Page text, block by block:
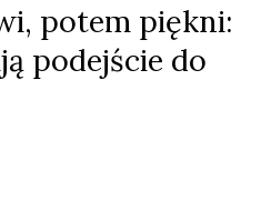
potem piękni:
podejście do